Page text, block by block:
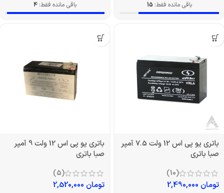
باقی مانده فقط: 15 باقی مانده فقط: 4
باتری یو پی اس 12 ولت 7.5 آمپر
صبا باتری
(10)
تومان
باتری یو پی اس 12 ولت 9 آمپر
صبا باتری
(5)
تومان